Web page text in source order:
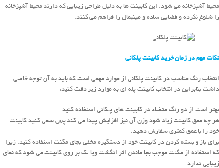
محیط آشپزخانه می شود. این کابینت ها به دلیل طراحی زیبایی که دارند محیط آشپزخانه
را شلوغ نکرده و فضایی ساده و مینیمال را فراهم می کنند.
نکات مهم در زمان خرید کابینت پلکانی
انتخاب رنگ مناسب در کابینت پلکانی از موارد مهمی است که باید به آن توجه خاصی
داشت بنابراین در انتخاب کابینت پله ای به موارد زیر دقت کنید:
بهتر است از دو رنگ متضاد در کابینت های پلکانی استفاده کنید.
هر چه عمق کابینت زیاد شود وزن آن نیز افزایش پیدا می کند پس سعی کنید کابینت
خود را با عمق کمتری سفارش دهید.
برای باز و بسته کردن در کابینت خود از دستگیره مخفی بجای مگنت استفاده کنید. زیرا
که استفاده از مگنت موجب بجا ماندن اثر انگشت ویا لک بر روی کابینت می شود که نمای
زیبایی ندارد.